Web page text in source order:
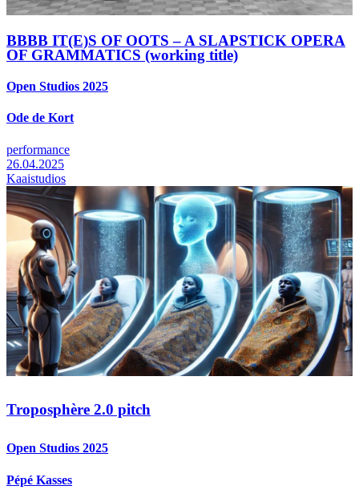
BBBB IT(E)S OF OOTS – A SLAPSTICK OPERA
OF GRAMMATICS (working title)
Open Studios 2025
Ode de Kort
performance
26.04.2025
Kaaistudios
Troposphère 2.0 pitch
Open Studios 2025
Pépé Kasses